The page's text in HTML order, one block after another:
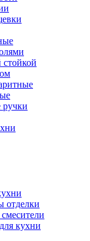
отделки
кухни